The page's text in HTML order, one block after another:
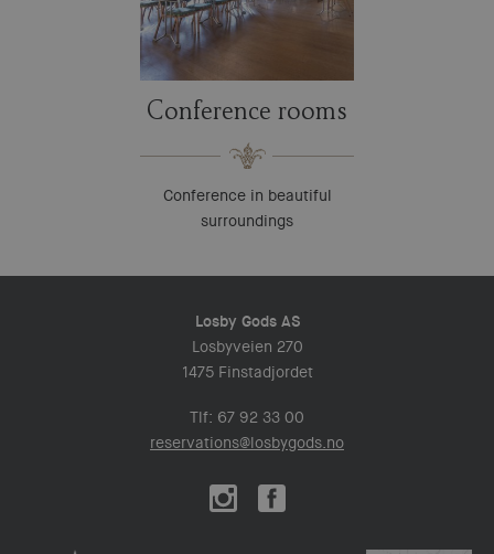
Conference rooms
Conference in beautiful
surroundings
Losby Gods AS
Losbyveien 270
1475 Finstadjordet
Tlf: 67 92 33 00
reservations@losbygods.no